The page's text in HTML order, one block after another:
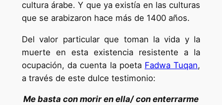
cultura árabe. Y que ya existía en las culturas
que se arabizaron hace más de 1400 años.
Del valor particular que toman la vida y la
muerte en esta existencia resistente a la
ocupación, da cuenta la poeta Fadwa Tuqan,
a través de este dulce testimonio:
Me basta con morir en ella/ con enterrarme